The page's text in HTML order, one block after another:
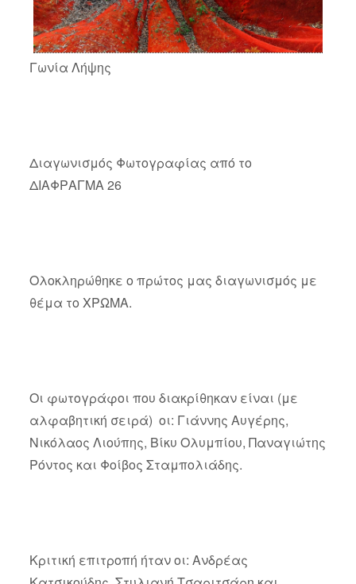
Γωνία Λήψης
Διαγωνισμός Φωτογραφίας από το
ΔΙΑΦΡΑΓΜΑ 26
Ολοκληρώθηκε ο πρώτος μας διαγωνισμός με
θέμα το ΧΡΩΜΑ.
Οι φωτογράφοι που διακρίθηκαν είναι (με
αλφαβητική σειρά) οι: Γιάννης Αυγέρης,
Νικόλαος Λιούπης, Βίκυ Ολυμπίου, Παναγιώτης
Ρόντος και Φοίβος Σταμπολιάδης.
Κριτική επιτροπή ήταν οι: Ανδρέας